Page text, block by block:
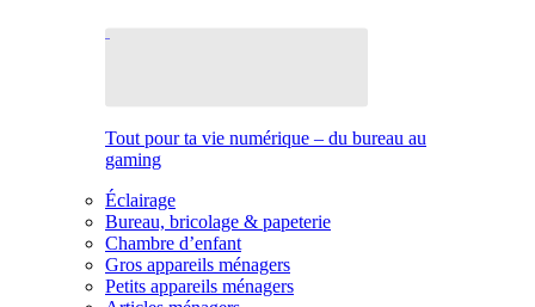
Tout pour ta vie numérique – du bureau au
gaming
Éclairage
Bureau, bricolage & papeterie
Chambre d’enfant
Gros appareils ménagers
Petits appareils ménagers